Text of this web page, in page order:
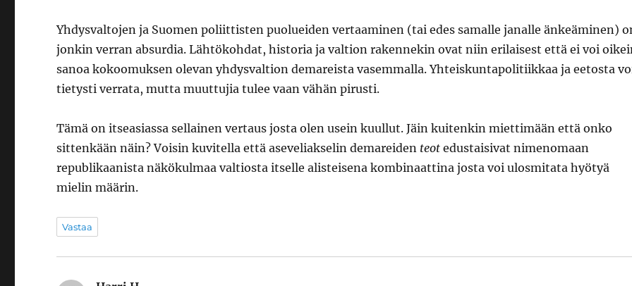
Yhdysvaltojen ja Suomen poliittisten puolueiden vertaaminen (tai edes samalle janalle änkeäminen)
jonkin verran absurdia. Lähtökohdat, historia ja valtion rakennekin ovat niin erilaisest että ei voi
sanoa kokoomuksen olevan yhdysvaltion demareista vasemmalla. Yhteiskuntapolitiikkaa ja eetosta
tietysti verrata, mutta muuttujia tulee vaan vähän pirusti.
Tämä on itseasiassa sellainen vertaus josta olen usein kuullut. Jäin kuitenkin miettimään että onko
sittenkään näin? Voisin kuvitella että aseveliakselin demareiden teot edustaisivat nimenomaan
republikaanista näkökulmaa valtiosta itselle alisteisena kombinaattina josta voi ulosmitata hyötyä
mielin määrin.
Vastaa